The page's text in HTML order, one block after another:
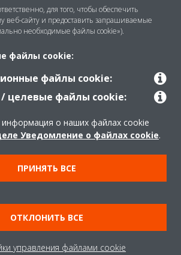
Copyright © Daikin
Использование cookie
данных
Корпоративная этика
для того, чтобы обеспечить
веб-сайту и предоставить запрашиваемые
необходимые файлы cookie»).
файлы cookie:
файлы cookie:
целевые файлы cookie:
о наших файлах cookie
Уведомление о файлах cookie.
ПРИНЯТЬ ВСЕ
ОТКЛОНИТЬ ВСЕ
управления файлами cookie